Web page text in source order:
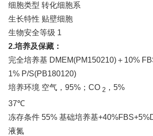
细胞类型 转化细胞系
生长特性 贴壁细胞
生物安全等级 1
2.培养及保藏：
完全培养基 DMEM(PM150210)＋10%
1% P/S(PB180120)
培养环境 空气，95%；CO 2 ，5%
37℃
冻存条件 55% 基础培养基
液氮